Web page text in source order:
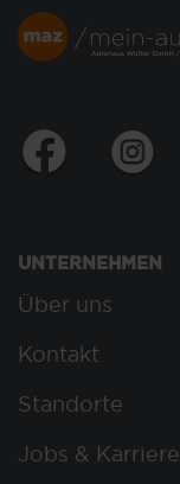
UNTERNEHMEN
Über uns
Kontakt
Standorte
Jobs & Karriere